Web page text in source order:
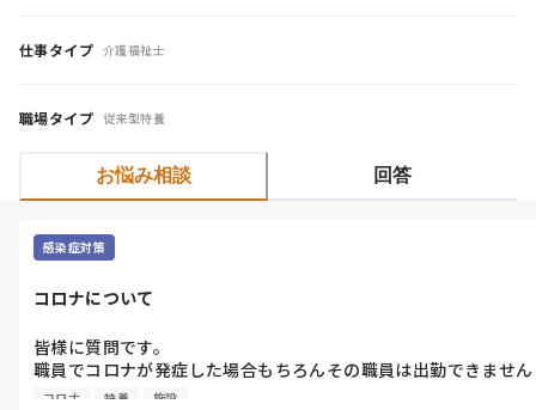
仕事タイプ 介護福祉士
職場タイプ 従来型特養
お悩み相談 回答
感染症対策
コロナについて
皆様に質問です。
職員でコロナが発症した場合もちろんその職員は出勤できません
が、ご利用者の対応はどうしてますか？？
コロナ 特養 施設